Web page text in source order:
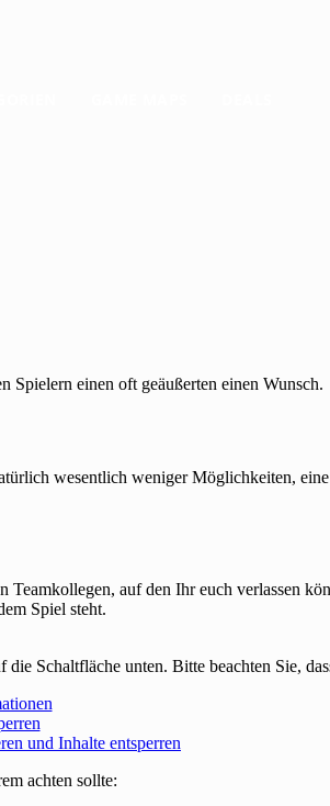
einen oft geäußerten einen Wunsch.
wesentlich weniger Möglichkeiten,
auf den Ihr euch verlassen
Spiel steht.
Schaltfläche unten. Bitte beachten Sie,
und Inhalte entsperren
achten sollte: